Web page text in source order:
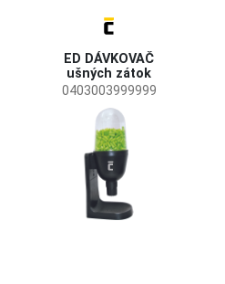
Ear Defender
Dostupnosť
Skladom
SNR - Single number rating
ED DÁVKOVAČ
ušných zátok
0403003999999